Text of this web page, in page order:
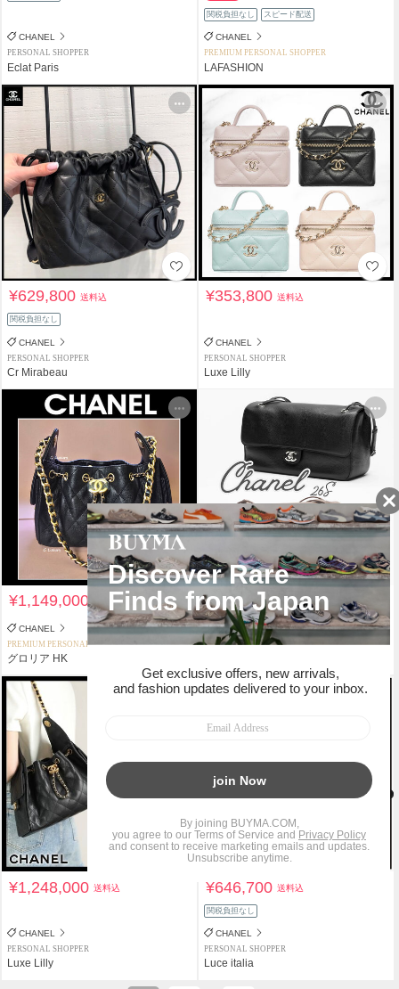
CHANEL
PERSONAL SHOPPER
Eclat Paris
関税負担なし スピード配送
CHANEL
PREMIUM PERSONAL SHOPPER
LAFASHION
¥629,800送料込
関税負担なし
CHANEL
PERSONAL SHOPPER
Cr Mirabeau
¥353,800送料込
CHANEL
PERSONAL SHOPPER
Luxe Lilly
¥1,149,000送料込
CHANEL
PREMIUM PERSONAL SHOPPER
グロリア HK
¥1,530,800送料込
CHANEL
PERSONAL SHOPPER
¥1,248,000送料込
CHANEL
PERSONAL SHOPPER
Luxe Lilly
¥646,700送料込
関税負担なし
CHANEL
PERSONAL SHOPPER
Luce italia